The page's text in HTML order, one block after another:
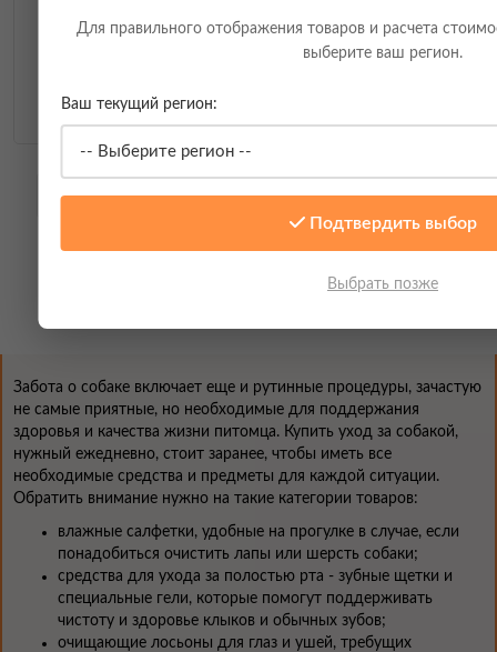
Cliny, Подгузники для собак и кошек
Показать еще
Забота о собаке включает еще и рутинные процедуры, зачастую
не самые приятные, но необходимые для поддержания
здоровья и качества жизни питомца. Купить уход за собакой,
нужный ежедневно, стоит заранее, чтобы иметь все
необходимые средства и предметы для каждой ситуации.
Обратить внимание нужно на такие категории товаров:
влажные салфетки, удобные на прогулке в случае, если
понадобиться очистить лапы или шерсть собаки;
средства для ухода за полостью рта - зубные щетки и
специальные гели, которые помогут поддерживать
чистоту и здоровье клыков и обычных зубов;
очищающие лосьоны для глаз и ушей, требущих
Для правильного отображения товаров и расчета
выберите ваш регион.
Ваш текущий регион:
Подтвердить выбор
Выбрать позже